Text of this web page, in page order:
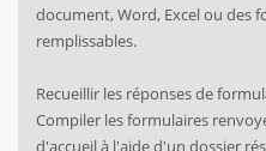
document, Word, Excel ou des
remplissables.
Recueillir les réponses de
Compiler les formulaires
d'accueil à l'aide d'un dossier